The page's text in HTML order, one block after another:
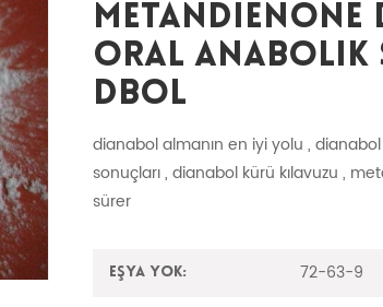
Metandienone
Oral Anabolik
Dbol
dianabol almanın en iyi yolu ,
sonuçları , dianabol kürü kılavuzu ,
sürer
Eşya yok: 72-63-9